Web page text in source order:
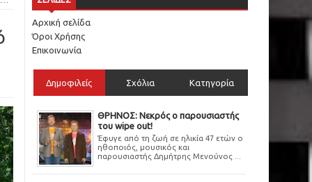
Αρχική σελίδα
Όροι Χρήσης
Επικοινωνία
Δημοφιλείς Σχόλια Κατηγορία
ΘΡΗΝΟΣ: Νεκρός ο παρουσιαστής
του wipe out!
Έφυγε από τη ζωή σε ηλικία 47 ετών ο
ηθοποιός, μουσικός και
παρουσιαστής Δημήτρης Μενούνος ...